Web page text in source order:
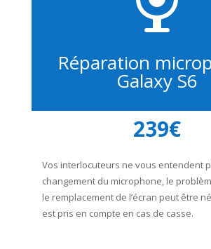
Réparation
Galaxy S6
239€
Vos interlocuteurs ne vous entendent
changement du microphone, le
le remplacement de l’écran peut être
est pris en compte en cas de casse.